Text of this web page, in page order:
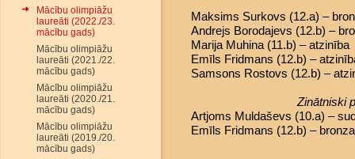
Mācību olimpiāžu
laureāti (2022./23.
mācību gads)
Mācību olimpiāžu
laureāti (2021./22.
mācību gads)
Mācību olimpiāžu
laureāti (2020./21.
mācību gads)
Mācību olimpiāžu
laureāti (2019./20.
mācību gads)
Maksims Surkovs (12.a) –
Andrejs Borodajevs (12.b) –
Marija Muhina (11.b) – atzinība
Emīls Fridmans (12.b) –
Samsons Rostovs (12.b) –
Zinātniski
Artjoms Muldaševs (10.a) –
Emīls Fridmans (12.b) –